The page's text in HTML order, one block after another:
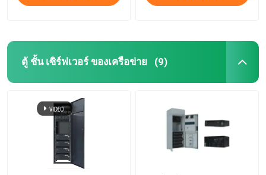
ตู้ ชั้น เซิร์ฟเวอร์ ของเครือข่าย (9)